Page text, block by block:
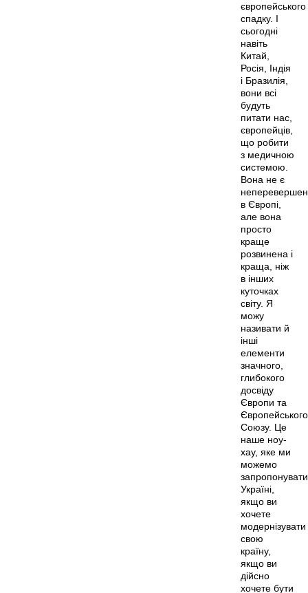
європейського
спадку. І
сьогодні
навіть
Китай,
Росія, Індія
і Бразилія,
вони всі
будуть
питати нас,
європейців,
що робити
з медичною
системою.
Вона не є
в Європі,
але вона
просто
краще
розвинена і
краща, ніж
в інших
куточках
світу. Я
можу
називати й
інші
елементи
значного,
глибокого
досвіду
Європи та
Європейського
Союзу. Це
наше ноу-
хау, яке ми
можемо
запропонувати
Україні,
якщо ви
хочете
модернізувати
свою
країну,
якщо ви
дійсно
хочете бути